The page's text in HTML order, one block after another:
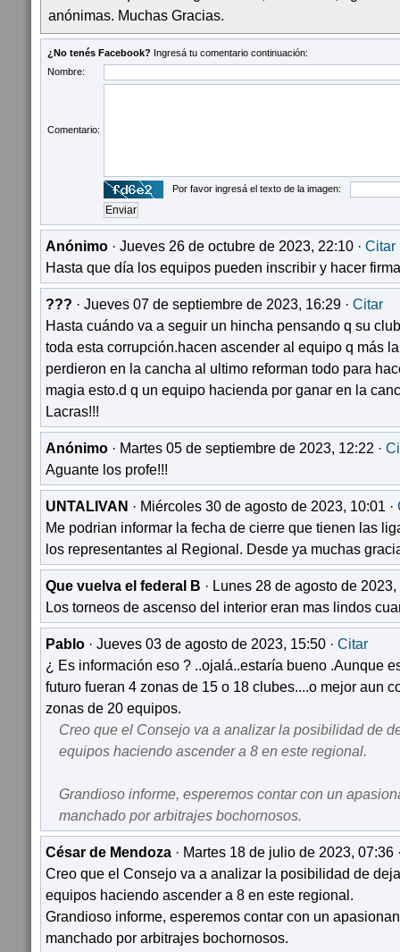
anónimas. Muchas Gracias.
¿No tenés Facebook? Ingresá tu comentario continuación:
Nombre:
Comentario:
Por favor ingresá el texto de la imagen:
Anónimo · Jueves 26 de octubre de 2023, 22:10 · Citar
Hasta que día los equipos pueden inscribir y hacer
??? · Jueves 07 de septiembre de 2023, 16:29 · Citar
Hasta cuándo va a seguir un hincha pensando q su
toda esta corrupción.hacen ascender al equipo q más
perdieron en la cancha al ultimo reforman todo para
magia esto.d q un equipo hacienda por ganar en la
Lacras!!!
Anónimo · Martes 05 de septiembre de 2023, 12:22 ·
Aguante los profe!!!
UNTALIVAN · Miércoles 30 de agosto de 2023, 10:01 ·
Me podrian informar la fecha de cierre que tienen las
los representantes al Regional. Desde ya muchas
Que vuelva el federal B · Lunes 28 de agosto de
Los torneos de ascenso del interior eran mas lindos
Pablo · Jueves 03 de agosto de 2023, 15:50 · Citar
¿ Es información eso ? ..ojalá..estaría bueno .Aunque
futuro fueran 4 zonas de 15 o 18 clubes....o mejor aun
zonas de 20 equipos.
Creo que el Consejo va a analizar la posibilidad de
equipos haciendo ascender a 8 en este regional.
Grandioso informe, esperemos contar con un
manchado por arbitrajes bochornosos.
César de Mendoza · Martes 18 de julio de 2023, 07:36
Creo que el Consejo va a analizar la posibilidad de
equipos haciendo ascender a 8 en este regional.
Grandioso informe, esperemos contar con un
manchado por arbitrajes bochornosos.